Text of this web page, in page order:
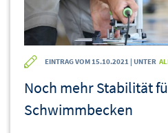
EINTRAG VOM 15.10.2021 | UNTER
Noch mehr Stabilität
Schwimmbecken